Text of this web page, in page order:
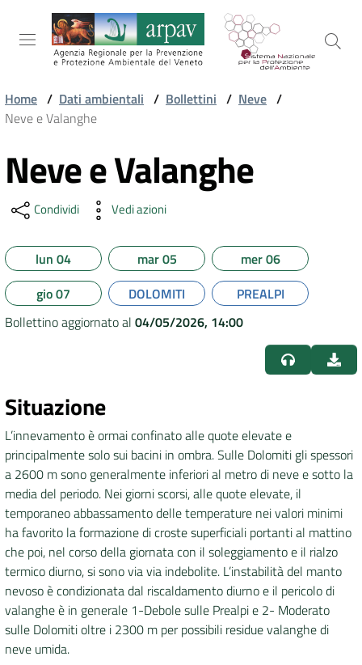
Salta al contenuto
Salta alla navigazione
Salta al footer
AMBIENTALI
TERRITORIO
SERVIZI
DATI
AMBIENTALI
Seguici
su
Home / Dati ambientali / Bollettini / Neve /
Neve e Valanghe
Vai al contenuto
Neve e Valanghe
Condividi Vedi azioni
lun 04 mar 05
mer 06
gio 07
DOLOMITI
PREALPI
Bollettino aggiornato al 04/05/2026, 14:00
Situazione
L’innevamento è ormai confinato alle quote elevate e
principalmente solo sui bacini in ombra. Sulle Dolomiti gli spessori
a 2600 m sono generalmente inferiori al metro di neve e sotto la
media del periodo. Nei giorni scorsi, alle quote elevate, il
temporaneo abbassamento delle temperature nei valori minimi
ha favorito la formazione di croste superficiali portanti al mattino
che poi, nel corso della giornata con il soleggiamento e il rialzo
termico diurno, si sono via via indebolite. L’instabilità del manto
nevoso è condizionata dal riscaldamento diurno e il pericolo di
valanghe è in generale 1-Debole sulle Prealpi e 2- Moderato
sulle Dolomiti oltre i 2300 m per possibili residue valanghe di
neve umida.